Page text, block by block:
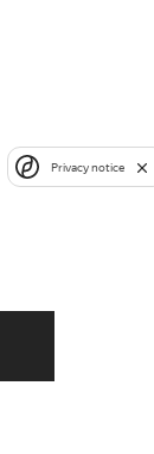
Privacy notice